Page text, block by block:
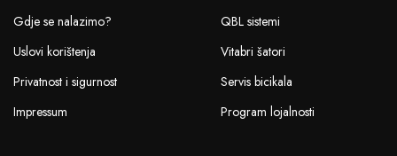
Gdje se nalazimo?
Uslovi korištenja
Privatnost i sigurnost
Impressum
QBL sistemi
Vitabri šatori
Servis bicikala
Program lojalnosti